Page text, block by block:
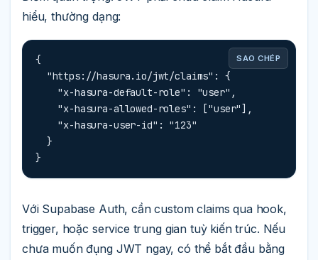
hiểu, thường dạng:
SAO CHÉP
{
}
Với Supabase Auth, cần custom claims qua hook,
trigger, hoặc service trung gian tuỳ kiến trúc. Nếu
chưa muốn đụng JWT ngay, có thể bắt đầu bằng